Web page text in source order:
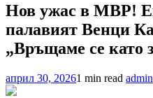
Нов ужас в МВР!
палавият Венци
„Връщаме се като
април 30, 20261 min read admin